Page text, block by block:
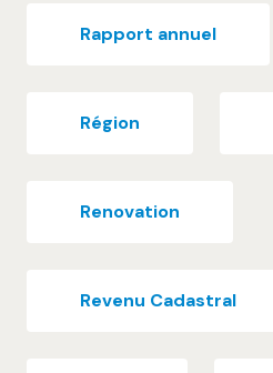
Rapport annuel
Région
Renovation
Revenu Cadastral